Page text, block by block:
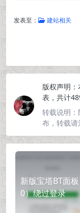
发表至： 建站相关
版权声明：
表，共计
转载说明：
布，转载请
新版宝塔BT面
0）绕过登录